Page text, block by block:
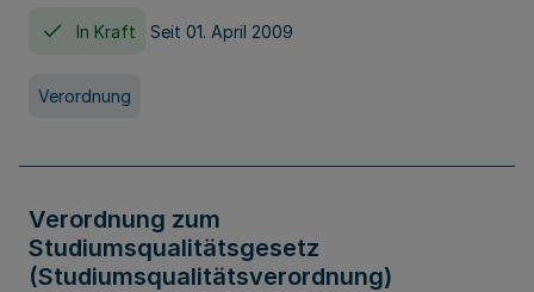
In Kraft Seit 01. April 2009
Verordnung
Verordnung zum
Studiumsqualitätsgesetz
(Studiumsqualitätsverordnung)